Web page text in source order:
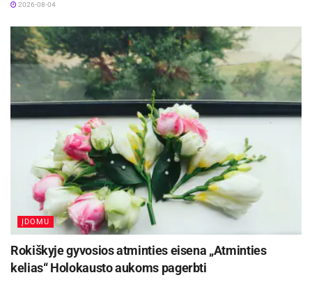
2026-08-04
ĮDOMU
Rokiškyje gyvosios atminties eisena „Atminties
kelias“ Holokausto aukoms pagerbti